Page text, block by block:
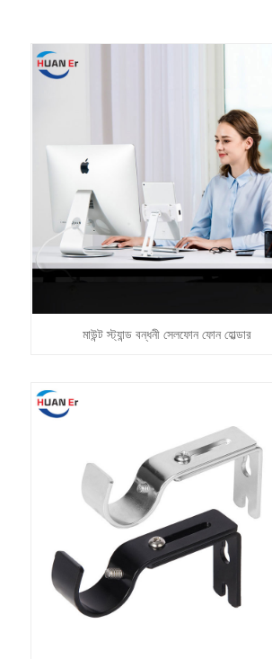
মাউন্ট স্ট্যান্ড বন্ধনী সেলফোন ফোন হোল্ডার